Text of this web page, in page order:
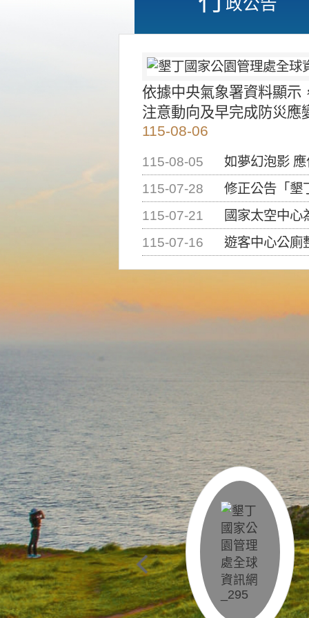
依據中央氣象署資料顯示
注意動向及早完成防災應
115-08-06
115-08-05
如夢幻泡影
115-07-28
修正公告「墾丁國家公
115-07-21
國家太空中心為辦理
115-07-16
遊客中心公廁